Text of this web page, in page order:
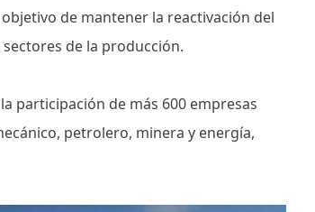
de mantener la reactivación del
de la producción.
participación de más 600 empresas
petrolero, minera y energía,